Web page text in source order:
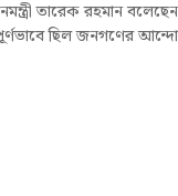
তারেক রহমান
ছিল জনগণের